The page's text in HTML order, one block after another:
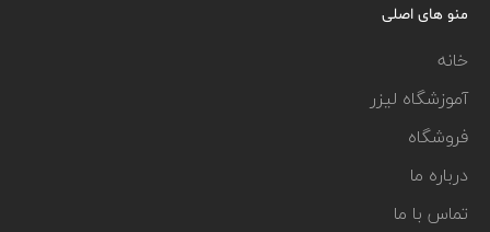
منو های اصلی
خانه
آموزشگاه لیزر
فروشگاه
درباره ما
تماس با ما